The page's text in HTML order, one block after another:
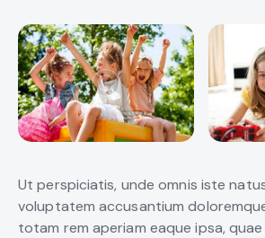
Ut perspiciatis, unde omnis iste
voluptatem accusantium
totam rem aperiam eaque ipsa,